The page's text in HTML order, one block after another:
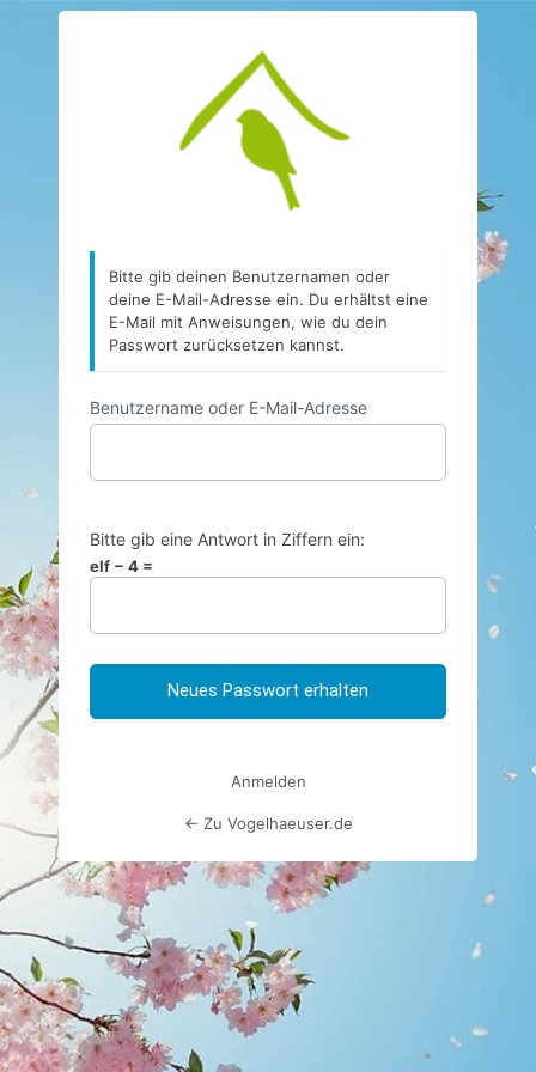
Bitte gib deinen Benutzernamen oder
deine E-Mail-Adresse ein. Du erhältst eine
E-Mail mit Anweisungen, wie du dein
Passwort zurücksetzen kannst.
Benutzername oder E-Mail-Adresse
Bitte gib eine Antwort in Ziffern ein:
elf − 4 =
Anmelden
← Zu Vogelhaeuser.de